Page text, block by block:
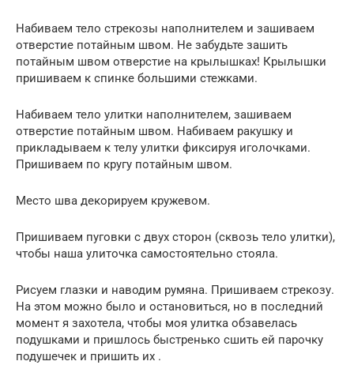
Набиваем тело стрекозы наполнителем и зашиваем
отверстие потайным швом. Не забудьте зашить
потайным швом отверстие на крылышках! Крылышки
пришиваем к спинке большими стежками.
Набиваем тело улитки наполнителем, зашиваем
отверстие потайным швом. Набиваем ракушку и
прикладываем к телу улитки фиксируя иголочками.
Пришиваем по кругу потайным швом.
Место шва декорируем кружевом.
Пришиваем пуговки с двух сторон (сквозь тело улитки),
чтобы наша улиточка самостоятельно стояла.
Рисуем глазки и наводим румяна. Пришиваем стрекозу.
На этом можно было и остановиться, но в последний
момент я захотела, чтобы моя улитка обзавелась
подушками и пришлось быстренько сшить ей парочку
подушечек и пришить их .